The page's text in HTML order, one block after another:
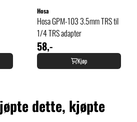
Hosa
Hosa GPM-103 3.5mm TRS til
1/4 TRS adapter
58,-
Kjøp
dette, kjøpte